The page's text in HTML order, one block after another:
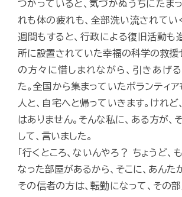
つかっていると、気づかぬうちにたま
れも体の疲れも、全部洗い流されてい
週間もすると、行政による復旧活動も
所に設置されていた幸福の科学の救援
の方々に惜しまれながら、引きあげ
た。全国から集まっていたボランティア
人と、自宅へと帰っていきます。けれど
はありません。そんな私に、ある方が、
して、言いました。
「行くところ、ないんやろ？ ちょうど、
なった部屋があるから、そこに、あんた
その信者の方は、転勤になって、その